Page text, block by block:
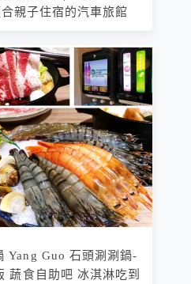
親子住宿的汽車旅館
Yang Guo 石頭涮涮鍋-
蔬食自助吧 冰淇淋吃到